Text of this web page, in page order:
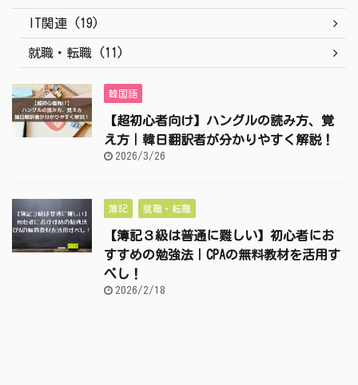
IT関連 (19)
就職・転職 (11)
韓国語
【超初心者向け】ハングルの読み方、覚
え方｜韓日翻訳者が分かりやすく解説！
2026/3/26
簿記 就職・転職
【簿記３級は普通に難しい】初心者にお
すすめの勉強法｜CPAの無料教材を活用す
べし！
2026/2/18